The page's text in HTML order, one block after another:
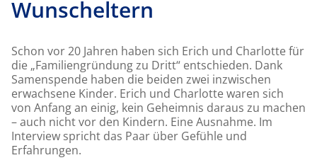
Wunscheltern
Schon vor 20 Jahren haben sich Erich und Charlotte für
die „Familiengründung zu Dritt“ entschieden. Dank
Samenspende haben die beiden zwei inzwischen
erwachsene Kinder. Erich und Charlotte waren sich
von Anfang an einig, kein Geheimnis daraus zu machen
– auch nicht vor den Kindern. Eine Ausnahme. Im
Interview spricht das Paar über Gefühle und
Erfahrungen.